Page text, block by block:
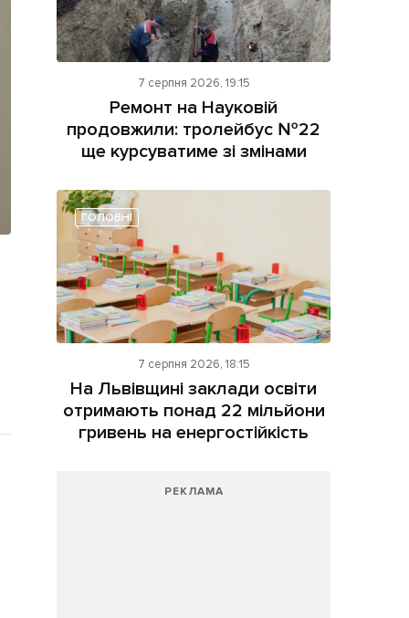
7 серпня 2026, 19:15
Ремонт на Науковій
продовжили: тролейбус №22
ще курсуватиме зі змінами
ГОЛОВНІ
7 серпня 2026, 18:15
На Львівщині заклади освіти
отримають понад 22 мільйони
гривень на енергостійкість
РЕКЛАМА